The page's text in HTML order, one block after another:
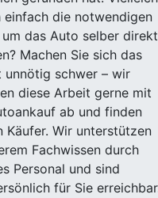
einfach die notwendigen
um das Auto selber direkt
Machen Sie sich das
unnötig schwer – wir
diese Arbeit gerne mit
ab und finden
Käufer. Wir unterstützen
Fachwissen durch
Personal und sind
für Sie